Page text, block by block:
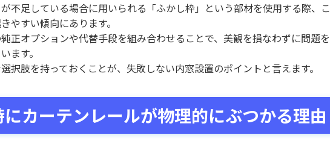
不足している場合に用いられる「ふかし枠」という部材を使用する際、こ
やすい傾向にあります。
正オプションや代替手段を組み合わせることで、美観を損なわずに問題を
ます。
択肢を持っておくことが、失敗しない内窓設置のポイントと言えます。
カーテンレールが物理的にぶつかる理由